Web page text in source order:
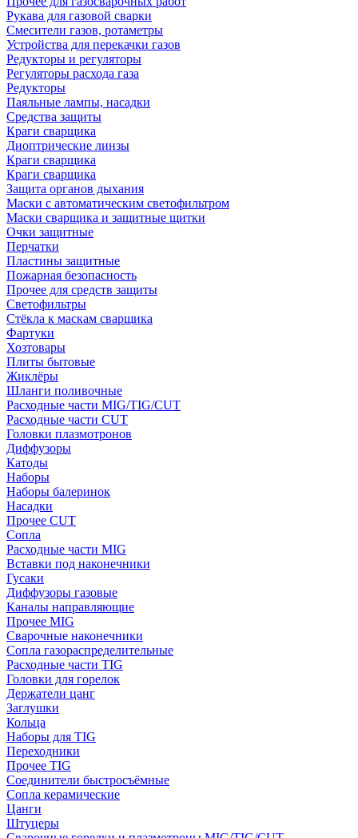
Рукава для газовой сварки
Смесители газов, ротаметры
Устройства для перекачки газов
Редукторы и регуляторы
Регуляторы расхода газа
Редукторы
Паяльные лампы, насадки
Средства защиты
Краги сварщика
Диоптрические линзы
Краги сварщика
Краги сварщика
Защита органов дыхания
Маски с автоматическим светофильтром
Маски сварщика и защитные щитки
Очки защитные
Перчатки
Пластины защитные
Пожарная безопасность
Прочее для средств защиты
Светофильтры
Стёкла к маскам сварщика
Фартуки
Хозтовары
Плиты бытовые
Жиклёры
Шланги поливочные
Расходные части MIG/TIG/CUT
Расходные части CUT
Головки плазмотронов
Диффузоры
Катоды
Наборы
Наборы балеринок
Насадки
Прочее CUT
Сопла
Расходные части MIG
Вставки под наконечники
Гусаки
Диффузоры газовые
Каналы направляющие
Прочее MIG
Сварочные наконечники
Сопла газораспределительные
Расходные части TIG
Головки для горелок
Держатели цанг
Заглушки
Кольца
Наборы для TIG
Переходники
Прочее TIG
Соединители быстросъёмные
Сопла керамические
Цанги
Штуцеры